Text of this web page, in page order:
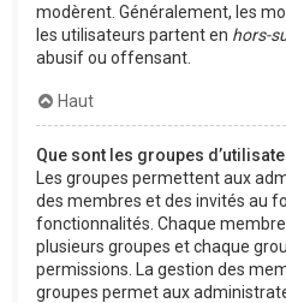
modèrent. Généralement, les
les utilisateurs partent en hors-
abusif ou offensant.
Haut
Que sont les groupes
Les groupes permettent aux
des membres et des invités au
fonctionnalités. Chaque
plusieurs groupes et chaque
permissions. La gestion des
groupes permet aux